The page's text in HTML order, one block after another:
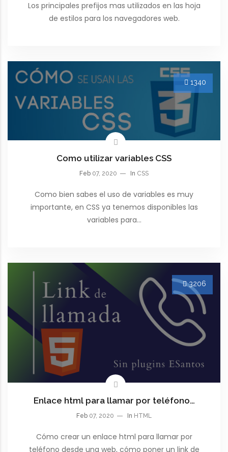
Los principales prefijos mas utilizados en las hoja
de estilos para los navegadores web.
1340
Como utilizar variables CSS
Feb 07, 2020 In CSS
Como bien sabes el uso de variables es muy
importante, en CSS ya tenemos disponibles las
variables para…
3206
Enlace html para llamar por teléfono…
Feb 07, 2020 In HTML
Cómo crear un enlace html para llamar por
teléfono desde una web, cómo poner un link de